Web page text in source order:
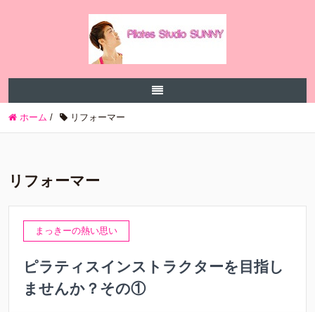
ホーム / リフォーマー
リフォーマー
まっきーの熱い思い
ピラティスインストラクターを目指し
ませんか？その①